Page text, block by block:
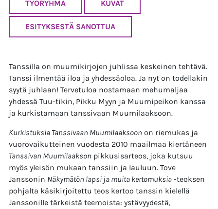
TYÖRYHMÄ KUVAT
ESITYKSESTÄ SANOTTUA
Tanssilla on muumikirjojen juhlissa keskeinen tehtävä.
Tanssi ilmentää iloa ja yhdessäoloa. Ja nyt on todellakin
syytä juhlaan! Tervetuloa nostamaan mehumaljaa
yhdessä Tuu-tikin, Pikku Myyn ja Muumipeikon kanssa
ja kurkistamaan tanssivaan Muumilaaksoon.
Kurkistuksia Tanssivaan Muumilaaksoon on riemukas ja
vuorovaikutteinen vuodesta 2010 maailmaa kiertäneen
Tanssivan Muumilaakson pikkusisarteos, joka kutsuu
myös yleisön mukaan tanssiin ja lauluun. Tove
Janssonin Näkymätön lapsi ja muita kertomuksia-teoksen
pohjalta käsikirjoitettu teos kertoo tanssin kielellä
Janssonille tärkeistä teemoista: ystävyydestä,